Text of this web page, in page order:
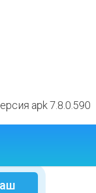
apk 7.8.0.590